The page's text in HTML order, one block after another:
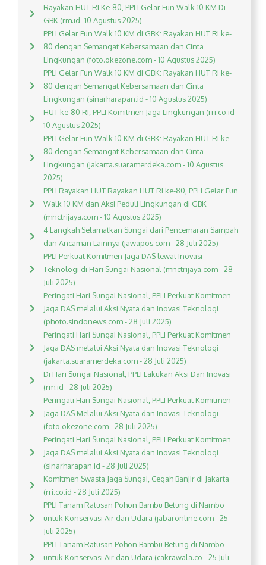
Rayakan HUT RI Ke-80, PPLI Gelar Fun Walk 10 KM Di
GBK (rm.id- 10 Agustus 2025)
PPLI Gelar Fun Walk 10 KM di GBK: Rayakan HUT RI ke-
80 dengan Semangat Kebersamaan dan Cinta
Lingkungan (foto.okezone.com - 10 Agustus 2025)
PPLI Gelar Fun Walk 10 KM di GBK: Rayakan HUT RI ke-
80 dengan Semangat Kebersamaan dan Cinta
Lingkungan (sinarharapan.id - 10 Agustus 2025)
HUT ke-80 RI, PPLI Komitmen Jaga Lingkungan (rri.co.id -
10 Agustus 2025)
PPLI Gelar Fun Walk 10 KM di GBK: Rayakan HUT RI ke-
80 dengan Semangat Kebersamaan dan Cinta
Lingkungan (jakarta.suaramerdeka.com - 10 Agustus
2025)
PPLI Rayakan HUT Rayakan HUT RI ke-80, PPLI Gelar Fun
Walk 10 KM dan Aksi Peduli Lingkungan di GBK
(mnctrijaya.com - 10 Agustus 2025)
4 Langkah Selamatkan Sungai dari Pencemaran Sampah
dan Ancaman Lainnya (jawapos.com - 28 Juli 2025)
PPLI Perkuat Komitmen Jaga DAS lewat Inovasi
Teknologi di Hari Sungai Nasional (mnctrijaya.com - 28
Juli 2025)
Peringati Hari Sungai Nasional, PPLI Perkuat Komitmen
Jaga DAS melalui Aksi Nyata dan Inovasi Teknologi
(photo.sindonews.com - 28 Juli 2025)
Peringati Hari Sungai Nasional, PPLI Perkuat Komitmen
Jaga DAS melalui Aksi Nyata dan Inovasi Teknologi
(jakarta.suaramerdeka.com - 28 Juli 2025)
Di Hari Sungai Nasional, PPLI Lakukan Aksi Dan Inovasi
(rm.id - 28 Juli 2025)
Peringati Hari Sungai Nasional, PPLI Perkuat Komitmen
Jaga DAS Melalui Aksi Nyata dan Inovasi Teknologi
(foto.okezone.com - 28 Juli 2025)
Peringati Hari Sungai Nasional, PPLI Perkuat Komitmen
Jaga DAS melalui Aksi Nyata dan Inovasi Teknologi
(sinarharapan.id - 28 Juli 2025)
Komitmen Swasta Jaga Sungai, Cegah Banjir di Jakarta
(rri.co.id - 28 Juli 2025)
PPLI Tanam Ratusan Pohon Bambu Betung di Nambo
untuk Konservasi Air dan Udara (jabaronline.com - 25
Juli 2025)
PPLI Tanam Ratusan Pohon Bambu Betung di Nambo
untuk Konservasi Air dan Udara (cakrawala.co - 25 Juli